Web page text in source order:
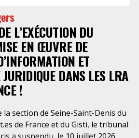
L’EXÉCUTION DU
EN ŒUVRE DE
ET
DANS LES LRA
!
la section de Seine-Saint-Denis du
de France et du Gisti, le tribunal